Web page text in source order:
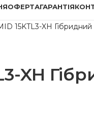
ОФЕРТАГАРАНТІЯ
15KTL3-XH Гібридний
XH